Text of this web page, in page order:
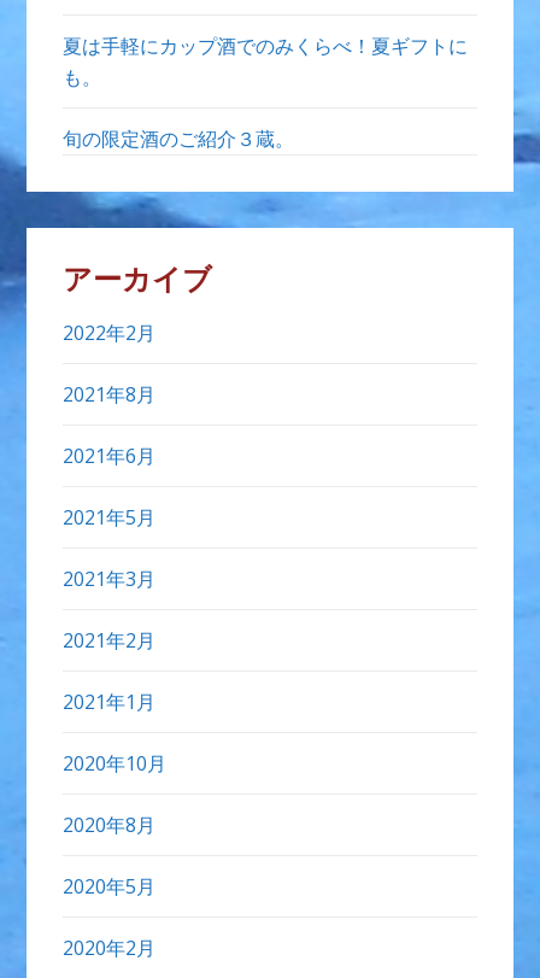
夏は手軽にカップ酒でのみくらべ！夏ギフトに
も。
旬の限定酒のご紹介３蔵。
アーカイブ
2022年2月
2021年8月
2021年6月
2021年5月
2021年3月
2021年2月
2021年1月
2020年10月
2020年8月
2020年5月
2020年2月